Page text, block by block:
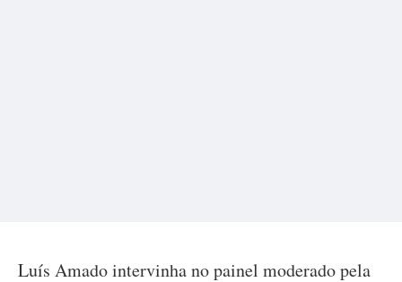
Luís Amado intervinha no painel moderado pela